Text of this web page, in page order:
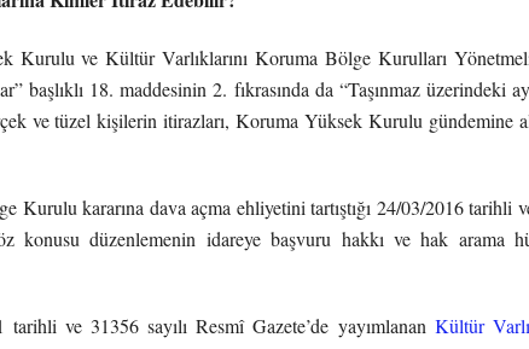
Kurulu ve Kültür Varlıklarını Koruma Bölge Kurulları
başlıklı 18. maddesinin 2. fıkrasında da “Taşınmaz üzerindeki
ve tüzel kişilerin itirazları, Koruma Yüksek Kurulu gündemine
Kurulu kararına dava açma ehliyetini tartıştığı 24/03/2016 tarihli
konusu düzenlemenin idareye başvuru hakkı ve hak arama
ve 31356 sayılı Resmî Gazete’de yayımlanan Kültür